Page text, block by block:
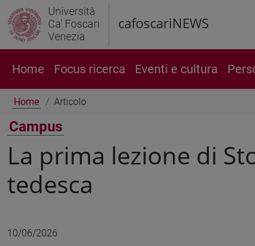
Università
Ca' Foscari
Venezia
cafoscariNEWS
Home Focus ricerca Eventi e cultura
Home Articolo
Campus
La prima lezione di
tedesca
10/06/2026